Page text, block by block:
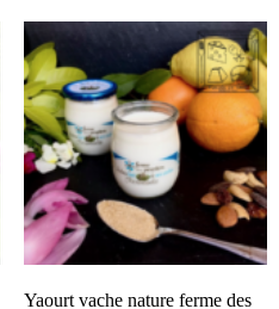
Yaourt vache nature ferme des